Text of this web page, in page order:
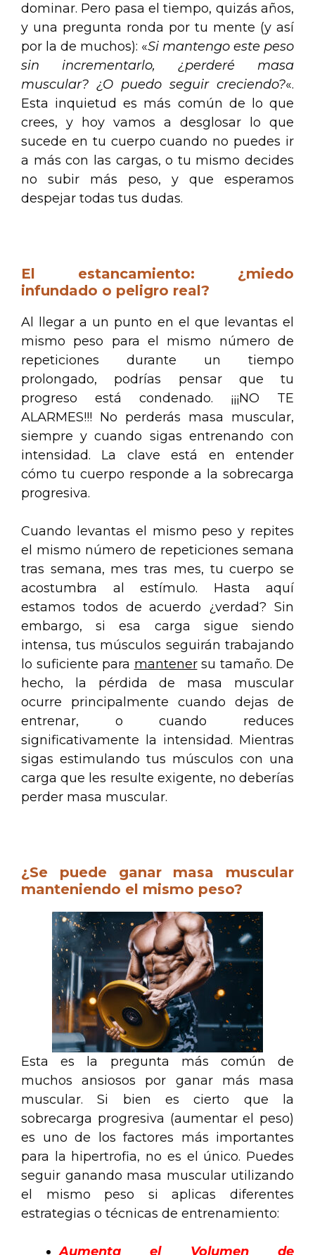
dominar. Pero pasa el tiempo, quizás años,
y una pregunta ronda por tu mente (y así
por la de muchos): «Si mantengo este peso
sin incrementarlo, ¿perderé masa
muscular? ¿O puedo seguir creciendo?«.
Esta inquietud es más común de lo que
crees, y hoy vamos a desglosar lo que
sucede en tu cuerpo cuando no puedes ir
a más con las cargas, o tu mismo decides
no subir más peso, y que esperamos
despejar todas tus dudas.
El estancamiento: ¿miedo
infundado o peligro real?
Al llegar a un punto en el que levantas el
mismo peso para el mismo número de
repeticiones durante un tiempo
prolongado, podrías pensar que tu
progreso está condenado. ¡¡¡NO TE
ALARMES!!! No perderás masa muscular,
siempre y cuando sigas entrenando con
intensidad. La clave está en entender
cómo tu cuerpo responde a la sobrecarga
progresiva.
Cuando levantas el mismo peso y repites
el mismo número de repeticiones semana
tras semana, mes tras mes, tu cuerpo se
acostumbra al estímulo. Hasta aquí
estamos todos de acuerdo ¿verdad? Sin
embargo, si esa carga sigue siendo
intensa, tus músculos seguirán trabajando
lo suficiente para mantenersu tamaño. De
hecho, la pérdida de masa muscular
ocurre principalmente cuando dejas de
entrenar, o cuando reduces
significativamente la intensidad. Mientras
sigas estimulando tus músculos con una
carga que les resulte exigente, no deberías
perder masa muscular.
¿Se puede ganar masa muscular
manteniendo el mismo peso?
Esta es la pregunta más común de
muchos ansiosos por ganar más masa
muscular. Si bien es cierto que la
sobrecarga progresiva (aumentar el peso)
es uno de los factores más importantes
para la hipertrofia, no es el único. Puedes
seguir ganando masa muscular utilizando
el mismo peso si aplicas diferentes
estrategias o técnicas de entrenamiento:
Aumenta el Volumen de